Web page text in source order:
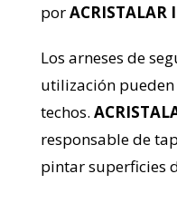
porACRISTALAR
Los arneses de
utilización
techos.
responsable de
pintar superficies